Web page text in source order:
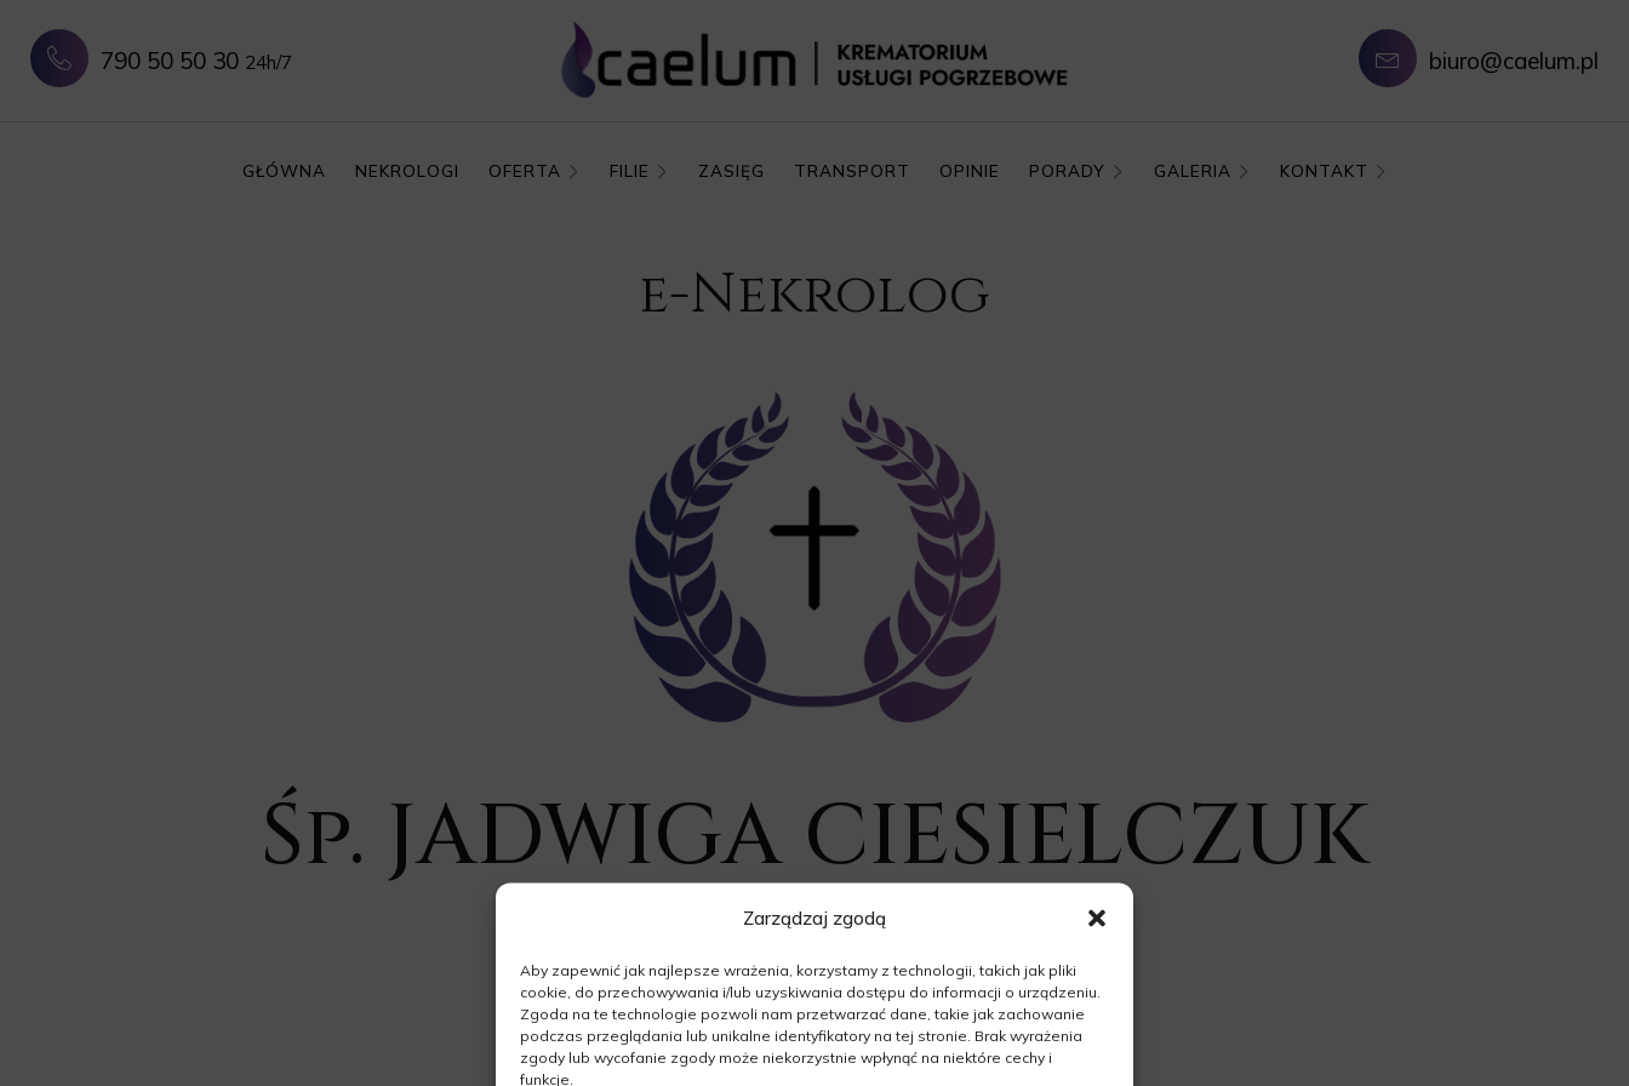
Zarządzaj zgodą
Aby zapewnić jak najlepsze wrażenia, korzystamy z technologii, takich jak pliki
cookie, do przechowywania i/lub uzyskiwania dostępu do informacji o urządzeniu.
Zgoda na te technologie pozwoli nam przetwarzać dane, takie jak zachowanie
podczas przeglądania lub unikalne identyfikatory na tej stronie. Brak wyrażenia
zgody lub wycofanie zgody może niekorzystnie wpłynąć na niektóre cechy i
funkcje.
790 50 50 30 24h/7 biuro@caelum.pl
GŁÓWNA NEKROLOGI OFERTA FILIE ZASIĘG TRANSPORT OPINIE PORADY GALERIA KONTAKT
e-Nekrolog
Śp. JADWIGA CIESIELCZUK
09.12.1936 - 05.04.2026
Wiek: 89 lat